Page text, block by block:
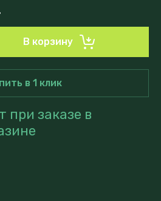
В корзину
в 1 клик
при заказе в